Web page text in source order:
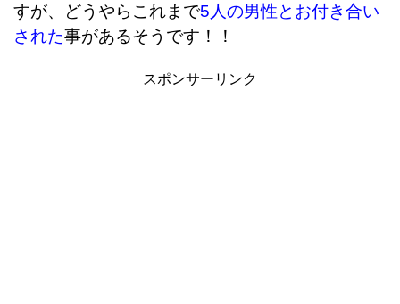
すが、どうやらこれまで5人の男性とお付き合い
された事があるそうです！！
スポンサーリンク